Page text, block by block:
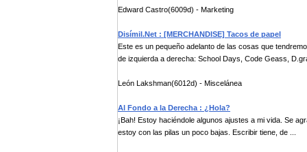
Edward Castro(6009d) - Marketing
Disímil.Net : [MERCHANDISE] Tacos de papel
Este es un pequeño adelanto de las cosas que
de izquierda a derecha: School Days, Code Geass,
León Lakshman(6012d) - Miscelánea
Al Fondo a la Derecha : ¿Hola?
¡Bah! Estoy haciéndole algunos ajustes a mi vida. Se
estoy con las pilas un poco bajas. Escribir tiene, de ...